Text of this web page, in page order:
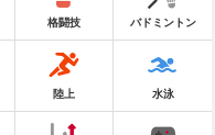
格闘技 バドミントン
陸上 水泳